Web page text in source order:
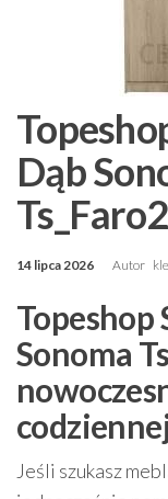
Dąb
14 lipca 2026 Autor
Topeshop
Sonoma
Jeśli szukasz